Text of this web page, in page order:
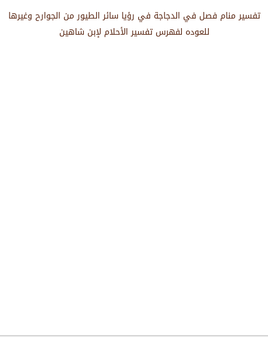
تفسير منام فصل في الدجاجة في رؤيا سائر الطيور من الجوارح وغيرها
للعوده لفهرس تفسير الأحلام لإبن شاهين